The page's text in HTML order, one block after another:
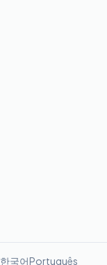
한국어Português